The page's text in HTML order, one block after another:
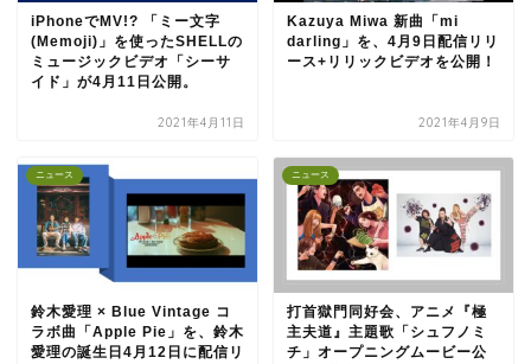
iPhoneでMV!? 「ミー文字
(Memoji)」を使ったSHELLの
ミュージックビデオ「シーサ
イド」が4月11日公開。
2021年4月11日
Kazuya Miwa 新曲「mi
darling」を、4月9日配信リリ
ース+リリックビデオを公開！
2021年4月9日
ニュース
鈴木愛理 × Blue Vintage コ
ラボ曲「Apple Pie」を、鈴木
愛理の誕生日4月12日に配信リ
ニュース
打首獄門同好会、アニメ『極
主夫道』主題歌「シュフノミ
チ」オープニングムービー公